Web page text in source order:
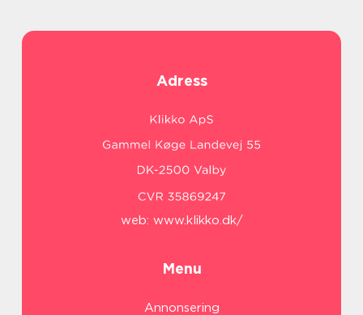
Adress
web: www.klikko.dk/
Menu
Annonsering